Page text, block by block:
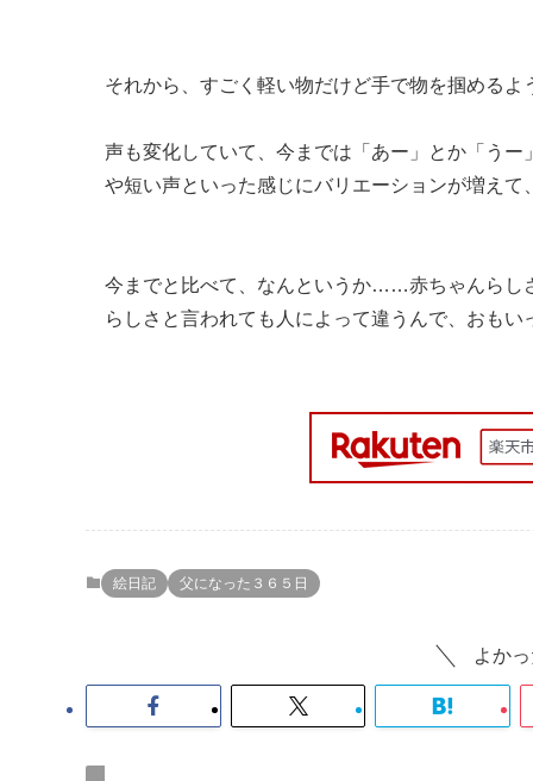
それから、すごく軽い物だけど手で物を掴めるよ
声も変化していて、今までは「あー」とか「う
や短い声といった感じにバリエーションが増え
今までと比べて、なんというか……赤ちゃんらし
らしさと言われても人によって違うんで、おも
絵日記 父になった３６５日
よか